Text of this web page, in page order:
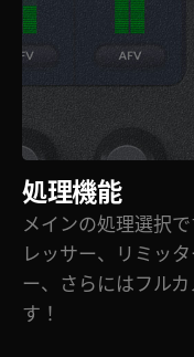
処理機能
メインの処理選択
レッサー、リミッ
ー、さらにはフル
す！